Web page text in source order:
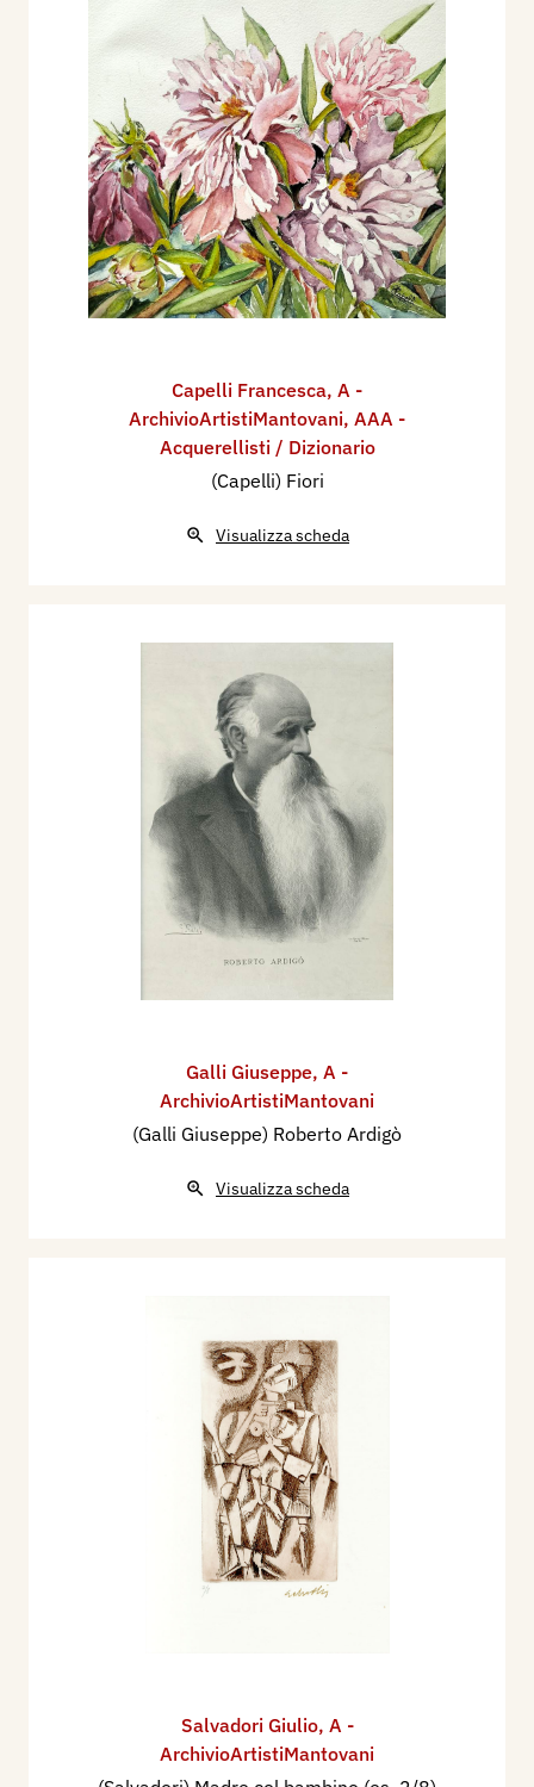
Capelli Francesca, A -
ArchivioArtistiMantovani, AAA -
Acquerellisti / Dizionario
(Capelli) Fiori
Visualizza scheda
Galli Giuseppe, A -
ArchivioArtistiMantovani
(Galli Giuseppe) Roberto Ardigò
Visualizza scheda
Salvadori Giulio, A -
ArchivioArtistiMantovani